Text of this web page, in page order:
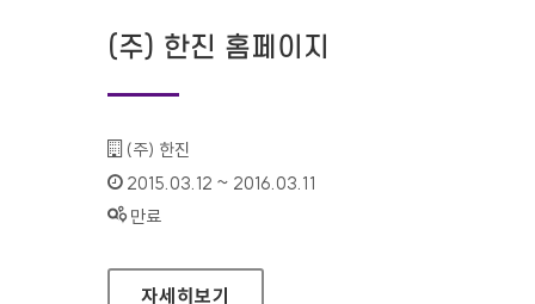
(주) 한진 홈페이지
기관명 :
(주) 한진
인증기간 :
2015.03.12 ~ 2016.03.11
상태 :
만료
(주) 한진 홈페이지
자세히보기